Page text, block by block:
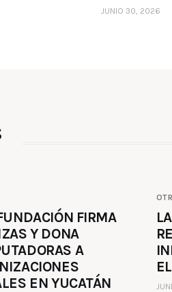
JUNIO 30, 2026
FIRMA
Y DONA
A
EN YUCATÁN